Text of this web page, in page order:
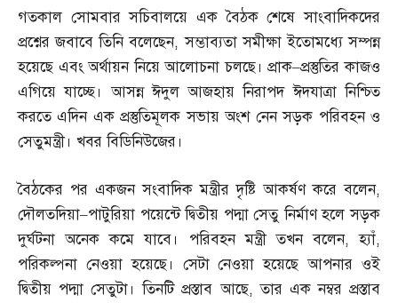
গতকাল সোমবার সচিবালয়ে এক বৈঠক শেষে সাংবাদিকদের
প্রশ্নের জবাবে তিনি বলেছেন,সম্ভাব্যতা সমীক্ষা ইতোমধ্যে সম্পন্ন
হয়েছে এবং অর্থায়ন নিয়ে আলোচনা চলছে। প্রাক–প্রস্তুতির কাজও
এগিয়ে যাচ্ছে। আসন্ন ঈদুল আজহায় নিরাপদ ঈদযাত্রা নিশ্চিত
করতে এদিন এক প্রস্তুতিমূলক সভায় অংশ নেন সড়ক পরিবহন ও
সেতুমন্ত্রী। খবর বিডিনিউজের।
বৈঠকের পর একজন সংবাদিক মন্ত্রীর দৃষ্টি আকর্ষণ করে বলেন,
দৌলতদিয়া–পাটুরিয়া পয়েন্টে দ্বিতীয় পদ্মা সেতু নির্মাণ হলে সড়ক
দুর্ঘটনা অনেক কমে যাবে। পরিবহন মন্ত্রী তখন বলেন,হ্যাঁ,
পরিকল্পনা নেওয়া হয়েছে। সেটা নেওয়া হয়েছে আপনার ওই
দ্বিতীয় পদ্মা সেতুটা। তিনটি প্রস্তাব আছে,তার এক নম্বর প্রস্তাব